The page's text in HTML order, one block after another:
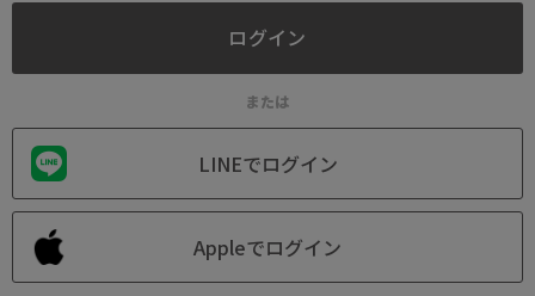
または
LINEでログイン
Appleでログイン